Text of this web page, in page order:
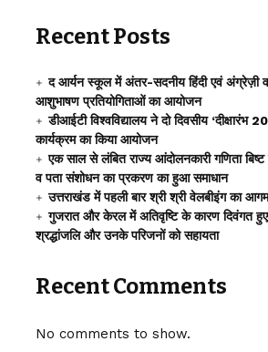
Recent Posts
द आर्यन स्कूल में अंतर-सदनीय हिंदी एवं अंग्रेज़ी
आशुभाषण प्रतियोगिताओं का आयोजन
डीआईटी विश्वविद्यालय ने दो दिवसीय ‘दीक्षारंभ
कार्यक्रम का किया आयोजन
एक साल से लंबित राज्य आंदोलनकारी गणिता
व पता संशोधन का प्रकरण का हुआ समाधान
उत्तराखंड में पहली बार श्री श्री वेलबीइंग का
गुजरात और केरल में अतिवृष्टि के कारण दिवंगत हुए
श्रद्धांजलि और उनके परिजनों को सहायता
Recent Comments
No comments to show.